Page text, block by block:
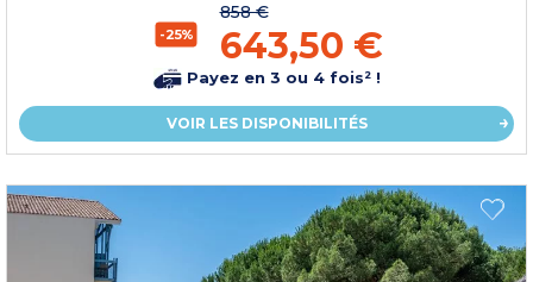
-25%
858 €
643,50 €
Payez en 3 ou 4 fois² !
VOIR LES DISPONIBILITÉS